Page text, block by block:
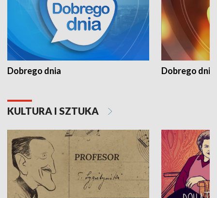
Dobrego dnia Dobrego dnia
KULTURA I SZTUKA